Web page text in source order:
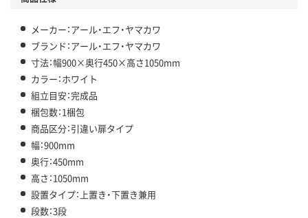
メーカー：アール・エフ・ヤマカワ
ブランド：アール・エフ・ヤマカワ
寸法：幅900×奥行450×高さ1050mm
カラー：ホワイト
組立目安：完成品
梱包数：1梱包
商品区分：引違い扉タイプ
幅：900mm
奥行：450mm
高さ：1050mm
設置タイプ：上置き・下置き兼用
段数：3段